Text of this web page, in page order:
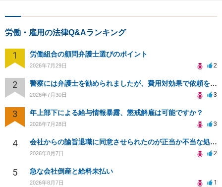
労働・雇用の法律Q&Aランキング
1 労働組合の顧問弁護士選びのポイント
2026年7月29日 2
2 警察には弁護士を勧められましたが、費用対効果で依頼をすることを躊躇しています。
2026年7月30日 3
3 年上部下による給与情報暴露、懲戒解雇は可能ですか？
2026年7月28日 3
4 会社からの諭旨退職に同意させられたのが正当か不当な処分かどうか教えてほしい
2026年8月7日 2
5 急な会社倒産と給料未払い
2026年8月7日 1